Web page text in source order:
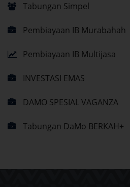
Tabungan Simpel
Pembiayaan IB Murabahah
Pembiayaan IB Multijasa
INVESTASI EMAS
DAMO SPESIAL VAGANZA
Tabungan DaMo BERKAH+